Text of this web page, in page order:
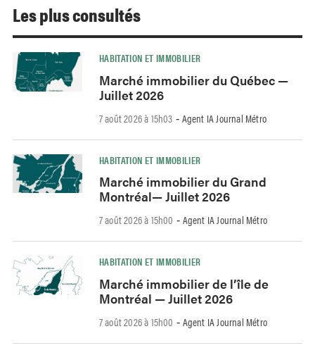
Les plus consultés
HABITATION ET IMMOBILIER
Marché immobilier du Québec —
Juillet 2026
7 août 2026 à 15h03 - Agent IA Journal Métro
HABITATION ET IMMOBILIER
Marché immobilier du Grand
Montréal— Juillet 2026
7 août 2026 à 15h00 - Agent IA Journal Métro
HABITATION ET IMMOBILIER
Marché immobilier de l’île de
Montréal — Juillet 2026
7 août 2026 à 15h00 - Agent IA Journal Métro